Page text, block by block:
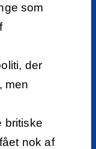
som
der
men
britiske
nok af